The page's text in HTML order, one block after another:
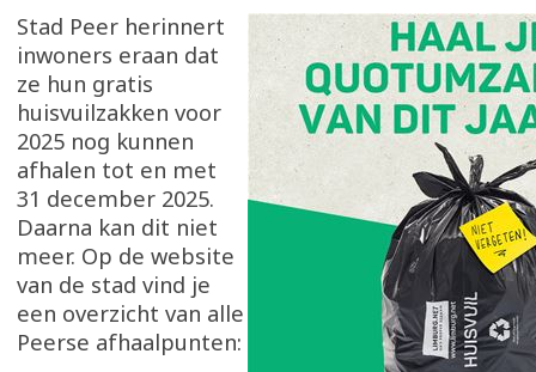
Stad Peer herinnert
inwoners eraan dat
ze hun gratis
huisvuilzakken voor
2025 nog kunnen
afhalen tot en met
31 december 2025.
Daarna kan dit niet
meer. Op de website
van de stad vind je
een overzicht van alle
Peerse afhaalpunten: